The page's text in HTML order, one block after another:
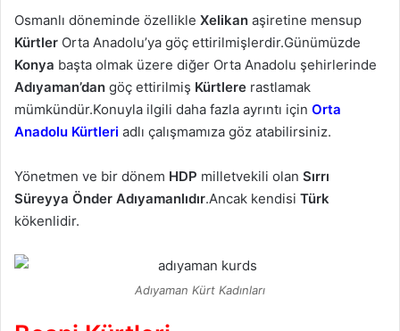
Osmanlı döneminde özellikle Xelikan aşiretine mensup
Kürtler Orta Anadolu’ya göç ettirilmişlerdir.Günümüzde
Konya başta olmak üzere diğer Orta Anadolu şehirlerinde
Adıyaman’dan göç ettirilmiş Kürtlere rastlamak
mümkündür.Konuyla ilgili daha fazla ayrıntı için Orta
Anadolu Kürtleri adlı çalışmamıza göz atabilirsiniz.
Yönetmen ve bir dönem HDP milletvekili olan Sırrı
Süreyya Önder Adıyamanlıdır.Ancak kendisi Türk
kökenlidir.
Adıyaman Kürt Kadınları